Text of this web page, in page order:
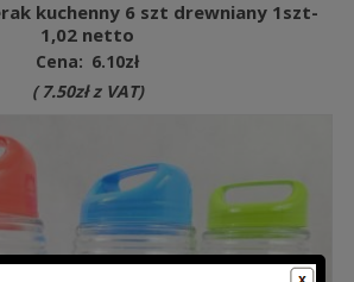
kuchenny 6 szt drewniany 1szt-
1,02 netto
Cena: 6.10zł
( 7.50złz VAT)